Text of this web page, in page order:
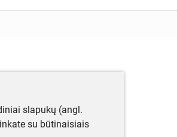
slapukų (angl.
su būtinaisiais